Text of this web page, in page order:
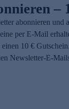
–
abonnieren und
per E-Mail
10 €
Newsletter-E-